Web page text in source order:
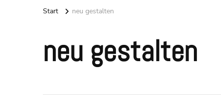
Start neu gestalten
neu gestalten